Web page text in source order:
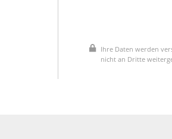
Ihre Daten werden
nicht an Dritte